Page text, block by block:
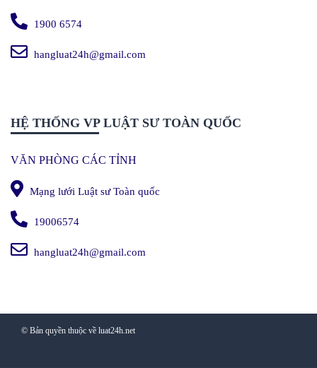
1900 6574
hangluat24h@gmail.com
HỆ THỐNG VP LUẬT SƯ TOÀN QUỐC
VĂN PHÒNG CÁC TỈNH
Mạng lưới Luật sư Toàn quốc
19006574
hangluat24h@gmail.com
© Bản quyền thuộc về luat24h.net